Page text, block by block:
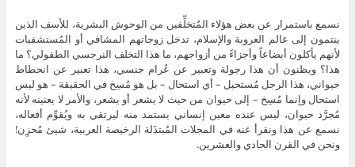
نسمع باستمرار عن بعض هؤلاء المُتخلِّفين من الوحوش البشرية، للأسف الذين
ينتمون إلى عالم العروبة والإسلام، تدخل زوجاتهم المشافي أو المُستشفيات
لأنهم يأكلون أبضاعاً وأجزاءً من أزواجهم، ما هذا التخلف النرجسي الطفولي؟ ما
هذا؟ ويظنون أن هذا رجولة وتعبير عن عُرام جنسي، هذا تعبير عن انحطاط
حيواني، هذا الرجل مُستحيل – أي استحال – بل هو مُسِخ في الحقيقة – هو ليس
استحال وإنما مُسِخ – إلى حيوان من حيث لا يشعر أو يشعر، والأمر لا يعنينه لأنه
مُجرَّد حيوان، ليس عنده معين إنساني يستمد منه ليرتقي به ويُقوِّم أفعاله،
نسمع عن هذا ونقرأ عنه في المجلات المُبتذَلة الرخيصة العربية، شيئ مُحزِن!
ونحن في القرن الحادي والعشرين.